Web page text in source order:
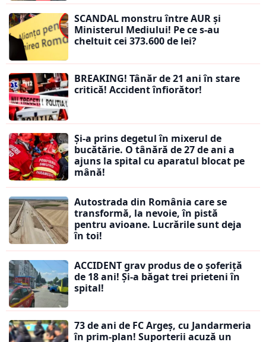
SCANDAL monstru între AUR și
Ministerul Mediului! Pe ce s-au
cheltuit cei 373.600 de lei?
BREAKING! Tânăr de 21 ani în stare
critică! Accident înfiorător!
Și-a prins degetul în mixerul de
bucătărie. O tânără de 27 de ani a
ajuns la spital cu aparatul blocat pe
mână!
Autostrada din România care se
transformă, la nevoie, în pistă
pentru avioane. Lucrările sunt deja
în toi!
ACCIDENT grav produs de o șoferiță
de 18 ani! Și-a băgat trei prieteni în
spital!
73 de ani de FC Argeș, cu Jandarmeria
în prim-plan! Suporterii acuză un